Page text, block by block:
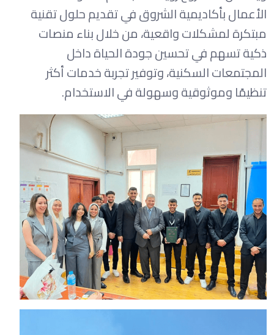
الأعمال بأكاديمية الشروق في تقديم حلول تقنية
مبتكرة لمشكلات واقعية، من خلال بناء منصات
ذكية تسهم في تحسين جودة الحياة داخل
المجتمعات السكنية، وتوفير تجربة خدمات أكثر
تنظيمًا وموثوقية وسهولة في الاستخدام.